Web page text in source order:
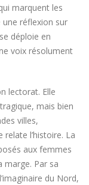
marquent les
réflexion sur
déploie en
voix résolument
lectorat. Elle
mais bien
villes,
l’histoire. La
aux femmes
marge. Par sa
du Nord,